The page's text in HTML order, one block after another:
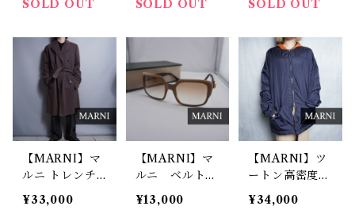
SOLD OUT
SOLD OUT
SOLD OUT
【MARNI】マ
ルニ トレンチ
コート ダーク
¥33,000
【MARNI】マ
ルニ ベルトデ
ザインサングラ
¥13,000
【MARNI】ツ
ートン高密度
ナイロンフード
¥34,000